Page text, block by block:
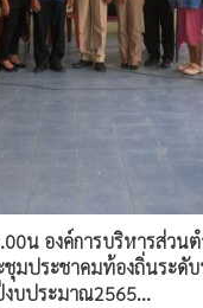
น องค์การบริหารส่ว
ชุมประชาคมท้องถิ่นระดั
บประมาณ2565...